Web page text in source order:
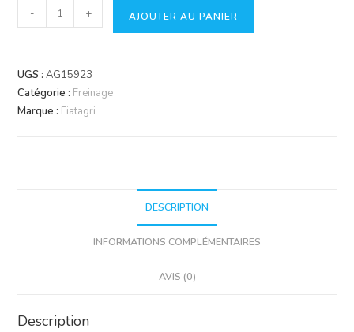
quantité
de
cylindre
de
frein
- + AJOUTER AU PANIER
UGS :AG15923
Catégorie : Freinage
Marque : Fiatagri
DESCRIPTION
INFORMATIONS COMPLÉMENTAIRES
AVIS (0)
Description